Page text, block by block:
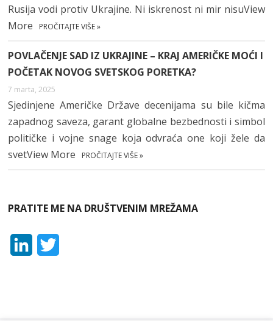
Rusija vodi protiv Ukrajine. Ni iskrenost ni mir nisuView
More
PROČITAJTE VIŠE »
POVLAČENJE SAD IZ UKRAJINE – KRAJ AMERIČKE MOĆI I
POČETAK NOVOG SVETSKOG PORETKA?
7 marta, 2025
Sjedinjene Američke Države decenijama su bile kičma
zapadnog saveza, garant globalne bezbednosti i simbol
političke i vojne snage koja odvraća one koji žele da
svetView More
PROČITAJTE VIŠE »
PRATITE ME NA DRUŠTVENIM MREŽAMA